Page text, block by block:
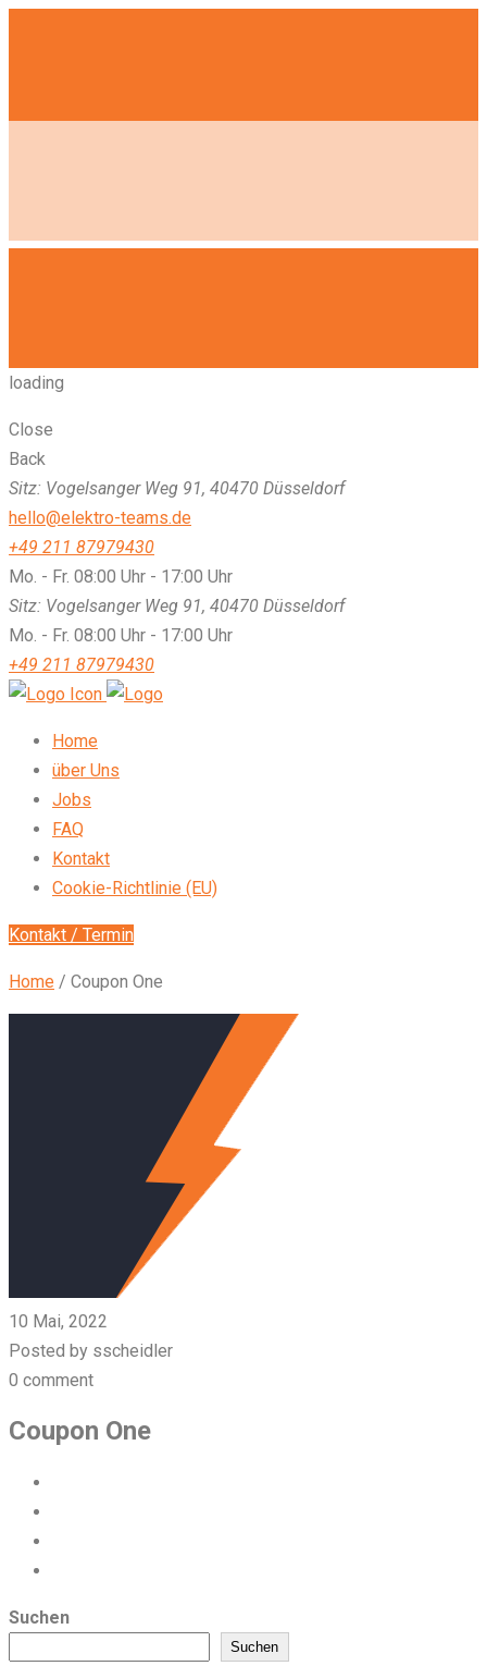
loading
Close
Back
Sitz: Vogelsanger Weg 91, 40470 Düsseldorf
hello@elektro-teams.de
+49 211 87979430
Mo. - Fr. 08:00 Uhr - 17:00 Uhr
Sitz: Vogelsanger Weg 91, 40470 Düsseldorf
Mo. - Fr. 08:00 Uhr - 17:00 Uhr
+49 211 87979430
Home
über Uns
Jobs
FAQ
Kontakt
Cookie-Richtlinie (EU)
Kontakt / Termin
Home / Coupon One
10 Mai, 2022
Posted by sscheidler
0 comment
Coupon One
Suchen
Suchen